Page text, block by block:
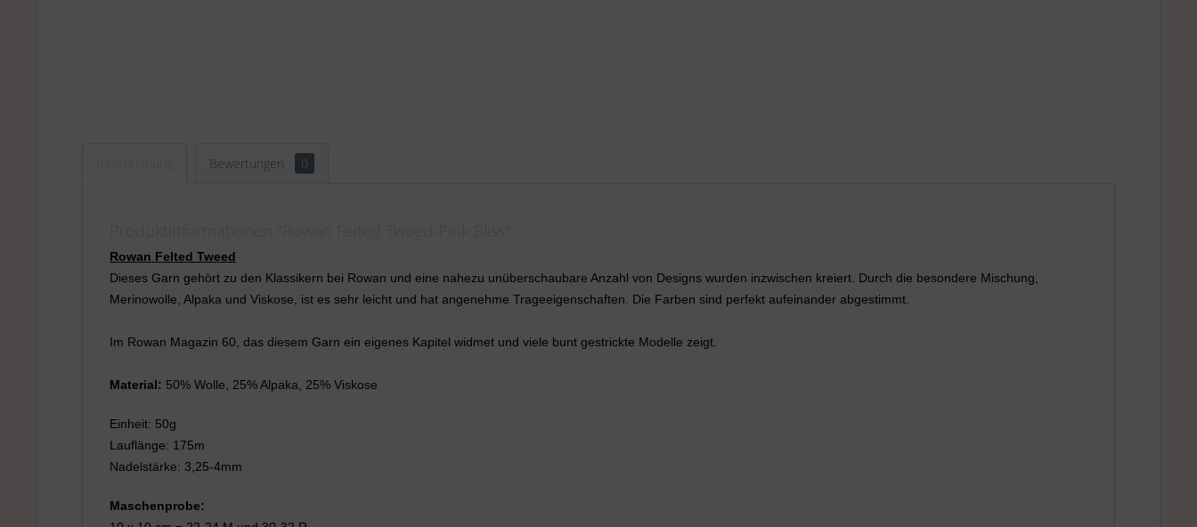
Bewertungen 0
Rowan Felted Tweed
Dieses Garn gehört zu den Klassikern bei Rowan und eine nahezu unüberschaubare Anzahl von Designs wurden inzwischen kreiert. Durch die besondere Mischung,
Merinowolle, Alpaka und Viskose, ist es sehr leicht und hat angenehme Trageeigenschaften. Die Farben sind perfekt aufeinander abgestimmt.
Im Rowan Magazin 60, das diesem Garn ein eigenes Kapitel widmet und viele bunt gestrickte Modelle zeigt.
Material: 50% Wolle, 25% Alpaka, 25% Viskose
Einheit: 50g
Lauflänge: 175m
Nadelstärke: 3,25-4mm
Maschenprobe: